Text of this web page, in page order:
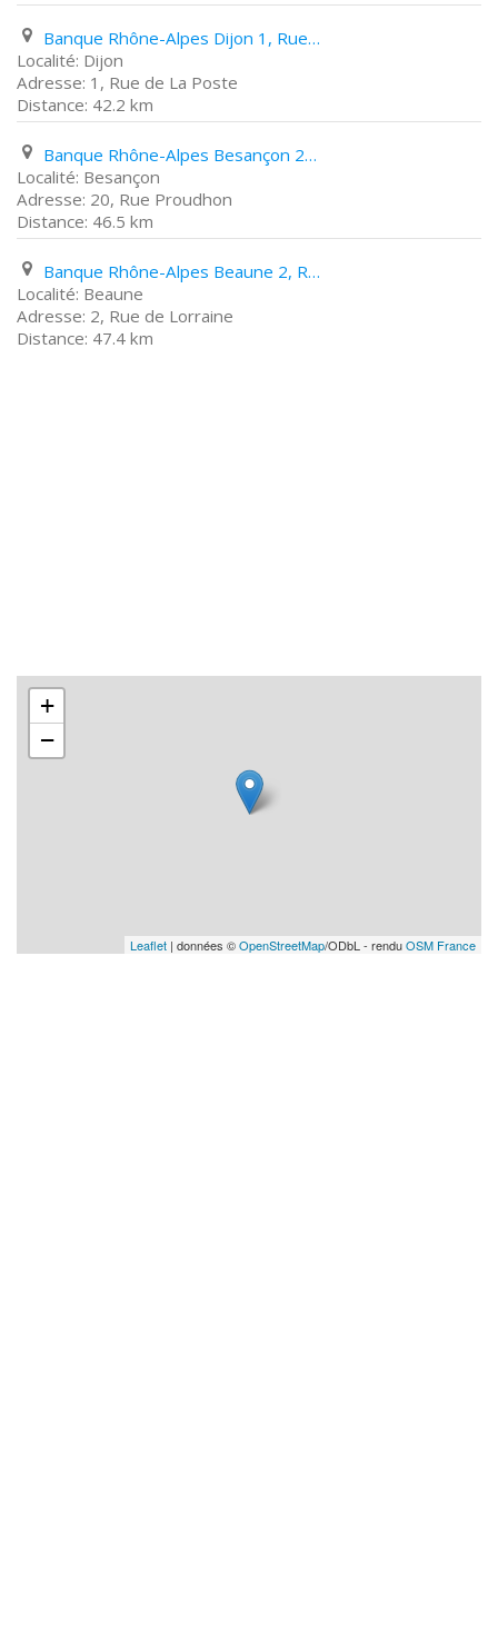
Banque Rhône-Alpes Dijon 1, Rue de La Poste
Dijon
1, Rue de La Poste
42.2 km
Banque Rhône-Alpes Besançon 20, Rue Proudhon
Besançon
20, Rue Proudhon
46.5 km
Banque Rhône-Alpes Beaune 2, Rue de Lorraine
Beaune
2, Rue de Lorraine
47.4 km
+
−
Leaflet | données ©OpenStreetMap/ODbL - renduOSM France